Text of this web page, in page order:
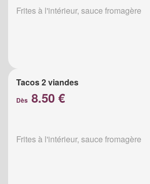
Frites à l'intérieur, sauce fromagère
Tacos 2 viandes
Dès 8.50 €
Frites à l'intérieur, sauce fromagère